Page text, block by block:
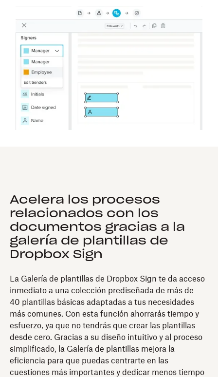
Acelera los procesos
relacionados con los
documentos gracias a la
galería de plantillas de
Dropbox Sign
La Galería de plantillas de Dropbox Sign te da acceso
inmediato a una colección prediseñada de más de
40 plantillas básicas adaptadas a tus necesidades
más comunes. Con esta función ahorrarás tiempo y
esfuerzo, ya que no tendrás que crear las plantillas
desde cero. Gracias a su diseño intuitivo y al proceso
simplificado, la Galería de plantillas mejora la
eficiencia para que puedas centrarte en las
cuestiones más importantes y dedicar menos tiempo